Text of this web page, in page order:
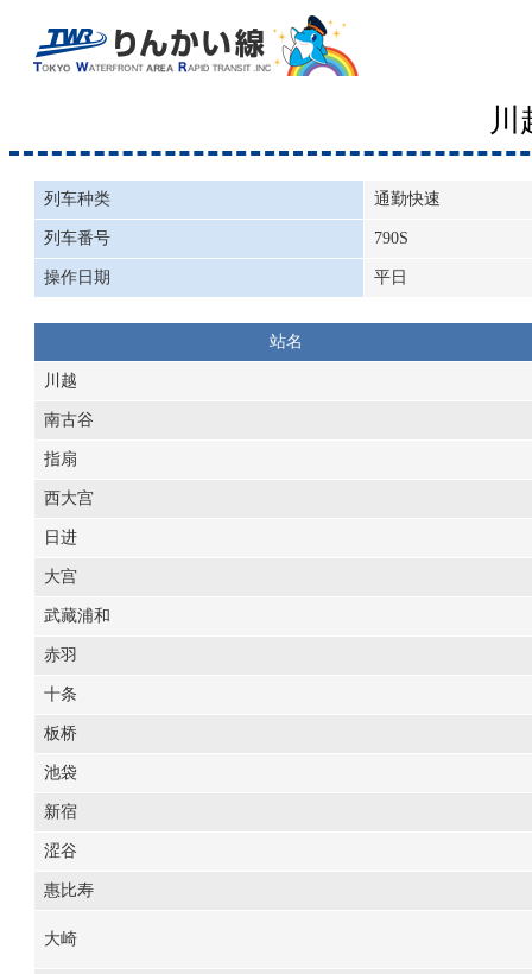
川
列车种类 通勤快速
列车番号 790S
操作日期 平日
站名
川越
南古谷
指扇
西大宫
日进
大宫
武藏浦和
赤羽
十条
板桥
池袋
新宿
涩谷
惠比寿
大崎